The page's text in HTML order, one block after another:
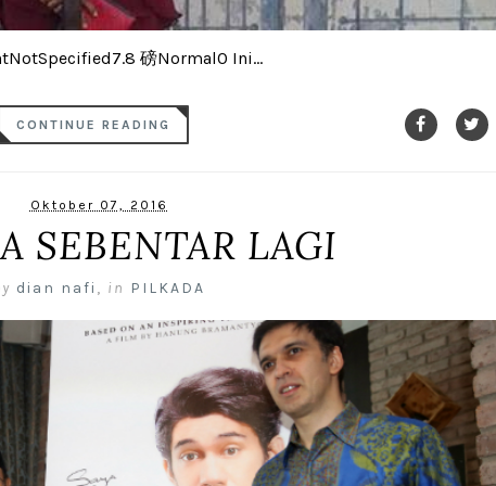
磅Normal0 Ini...
CONTINUE READING
Oktober 07, 2016
SEBENTAR LAGI
dian nafi , in PILKADA